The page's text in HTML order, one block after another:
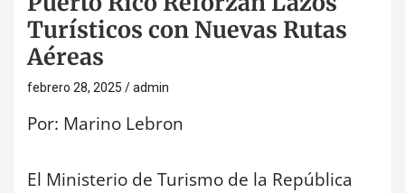
Turísticos con Nuevas Rutas
Aéreas
febrero 28, 2025 admin
Por: Marino Lebron
El Ministerio de Turismo de la República